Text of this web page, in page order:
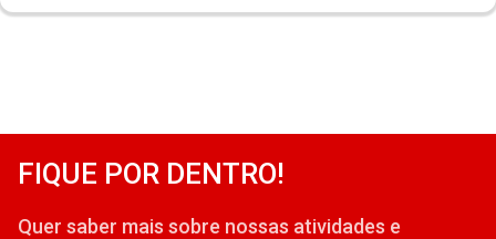
FIQUE POR DENTRO!
Quer saber mais sobre nossas atividades e